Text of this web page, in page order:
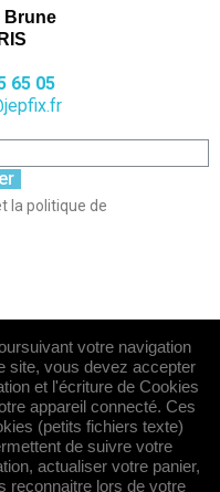
Brune
65 05
la politique de
votre navigation
site, vous devez accepter
et l'écriture de Cookies
appareil connecté. Ces
(petits fichiers texte)
de suivre votre
actualiser votre panier,
reconnaitre lors de votre